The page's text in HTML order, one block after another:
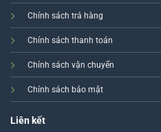
Chính sách trả hàng
Chính sách thanh toán
Chính sách vận chuyển
Chính sách bảo mật
Liên kết